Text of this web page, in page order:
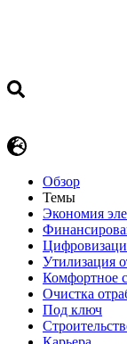
Обзор
Темы
Экономия
Утилизация
Комфортное
Очистка
Под ключ